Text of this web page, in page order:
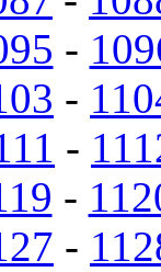
-
-
-
-
-